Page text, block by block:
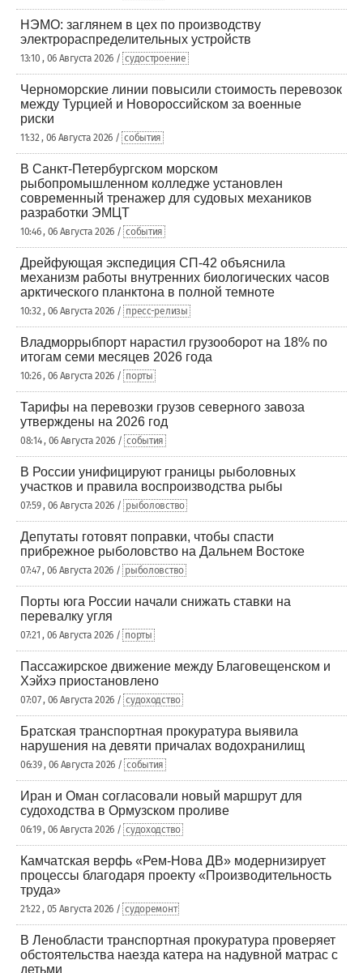
НЭМО: заглянем в цех по производству
электрораспределительных устройств
13:10 , 06 Августа 2026 / судостроение
Черноморские линии повысили стоимость перевозок
между Турцией и Новороссийском за военные
риски
11:32 , 06 Августа 2026 / события
В Санкт-Петербургском морском
рыбопромышленном колледже установлен
современный тренажер для судовых механиков
разработки ЭМЦТ
10:46 , 06 Августа 2026 / события
Дрейфующая экспедиция СП-42 объяснила
механизм работы внутренних биологических часов
арктического планктона в полной темноте
10:32 , 06 Августа 2026 / пресс-релизы
Владморрыбпорт нарастил грузооборот на 18% по
итогам семи месяцев 2026 года
10:26 , 06 Августа 2026 / порты
Тарифы на перевозки грузов северного завоза
утверждены на 2026 год
08:14 , 06 Августа 2026 / события
В России унифицируют границы рыболовных
участков и правила воспроизводства рыбы
07:59 , 06 Августа 2026 / рыболовство
Депутаты готовят поправки, чтобы спасти
прибрежное рыболовство на Дальнем Востоке
07:47 , 06 Августа 2026 / рыболовство
Порты юга России начали снижать ставки на
перевалку угля
07:21 , 06 Августа 2026 / порты
Пассажирское движение между Благовещенском и
Хэйхэ приостановлено
07:07 , 06 Августа 2026 / судоходство
Братская транспортная прокуратура выявила
нарушения на девяти причалах водохранилищ
06:39 , 06 Августа 2026 / события
Иран и Оман согласовали новый маршрут для
судоходства в Ормузском проливе
06:19 , 06 Августа 2026 / судоходство
Камчатская верфь «Рем-Нова ДВ» модернизирует
процессы благодаря проекту «Производительность
труда»
21:22 , 05 Августа 2026 / судоремонт
В Ленобласти транспортная прокуратура проверяет
обстоятельства наезда катера на надувной матрас с
детьми